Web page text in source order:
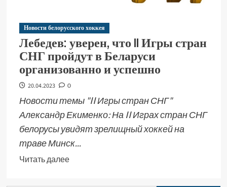
Новости белорусского хоккея
Лебедев: уверен, что II Игры стран
СНГ пройдут в Беларуси
организованно и успешно
20.04.2023 0
Новости темы "II Игры стран СНГ"
Александр Екименко: На II Играх стран СНГ
белорусы увидят зрелищный хоккей на
траве Минск...
Читать далее